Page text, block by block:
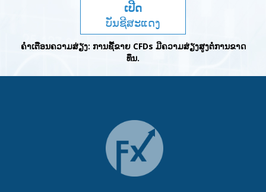
ເປີດ
ບັນຊີສະແດງ
(Demo)
ຄໍາເຕືອນຄວາມສ່ຽງ: ການຊື້ຂາຍ CFDs ມີຄວາມສ່ຽງສູງຕໍ່ການຂາດ
ທຶນ.